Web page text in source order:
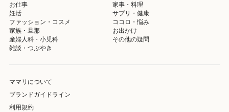
お仕事
家事・料理
妊活
サプリ・健康
ファッション・コスメ
ココロ・悩み
家族・旦那
お出かけ
産婦人科・小児科
その他の疑問
雑談・つぶやき
ママリについて
ブランドガイドライン
利用規約